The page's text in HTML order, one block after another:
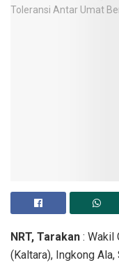
NRT, Tarakan : Wakil
(Kaltara), Ingkong Ala,